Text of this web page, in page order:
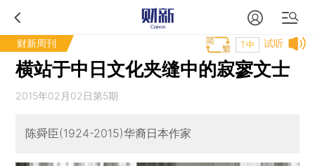
财新周刊 试听
T中
横站于中日文化夹缝中的寂寥文士
2015年02月02日第5期
陈舜臣(1924-2015)华裔日本作家